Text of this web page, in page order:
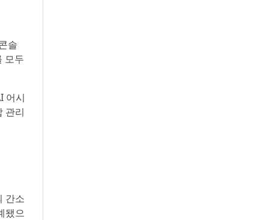
솔
모두
어시
관리
간소
됐으